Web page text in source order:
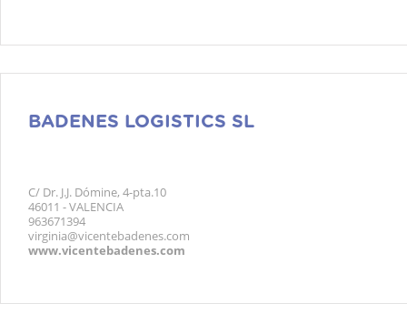
BADENES LOGISTICS SL
C/ Dr. J.J. Dómine, 4-pta.10
46011 - VALENCIA
963671394
virginia@vicentebadenes.com
www.vicentebadenes.com